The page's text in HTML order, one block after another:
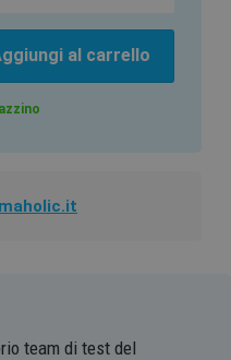
al carrello
team di test del